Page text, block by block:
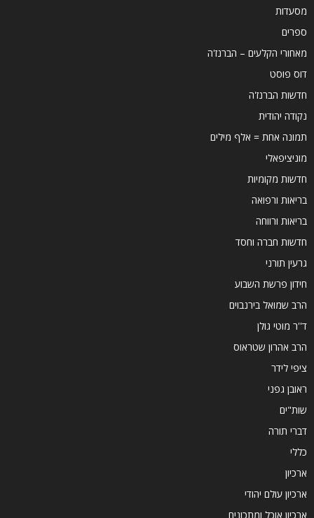
מסעדות
ספרים
מאחורי הקלעים – הברנז'ה
דוס פוסט
חדשות הברנז'ה
נקודה יהודית
תמונה אחת = אלף מילים
מוניציפאלי
חדשות מקומיות
בריאות ורפואה
בריאות ורווחה
חדשות חברה וחסד
גרעין תורני
חידון פרשת השבוע
הרב שמואל בירנבוים
ד''ר מוטי גולן
הרב אהרון שטראוס
ציפי לידר
ראובן גפני
שות"ים
דברי תורה
כללי
ארכיון
ארכיון עולם יהודי
ארכיון אוכל ומתכונים